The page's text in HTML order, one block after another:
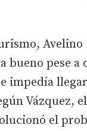
Avelino
bueno pese a
impedía
Vázquez, el
el